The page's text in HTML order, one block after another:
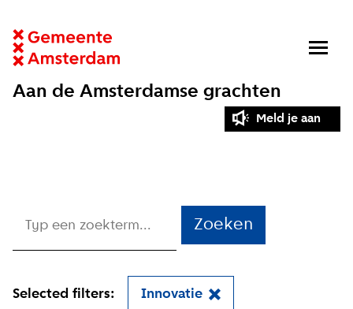
Aan de Amsterdamse grachten
Meld je aan
Zoeken
Selected filters: Innovatie